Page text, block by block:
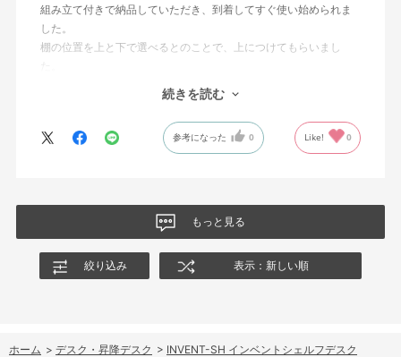
組み立て付きで納品していただき、到着してすぐ使い始められま
した。
棚の位置を上と下で選べるとのことで、上につけてもらいまし
もし下に変更したい時は自力ではできないようです。
華奢な作りに見えますが、揺れたりすることもありません。
目下の悩みは、ケーブル類がごちゃごちゃしていることで、試行
続きを読む
参考になった 0 Like! 0
もっと見る
絞り込み 表示：新しい順
ホーム > デスク・昇降デスク > INVENT-SH インベントシェルフデスク